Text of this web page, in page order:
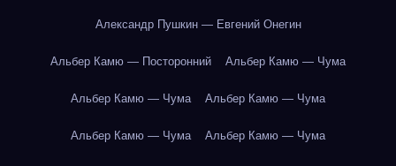
Александр Пушкин — Евгений Онегин
Альбер Камю — Посторонний Альбер Камю — Чума
Альбер Камю — Чума Альбер Камю — Чума
Альбер Камю — Чума Альбер Камю — Чума